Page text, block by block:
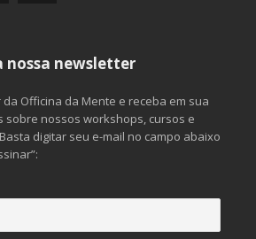
nossa newsletter
Officina da Mente e receba em sua
sobre nossos workshops, cursos e
digitar seu e-mail no campo abaixo